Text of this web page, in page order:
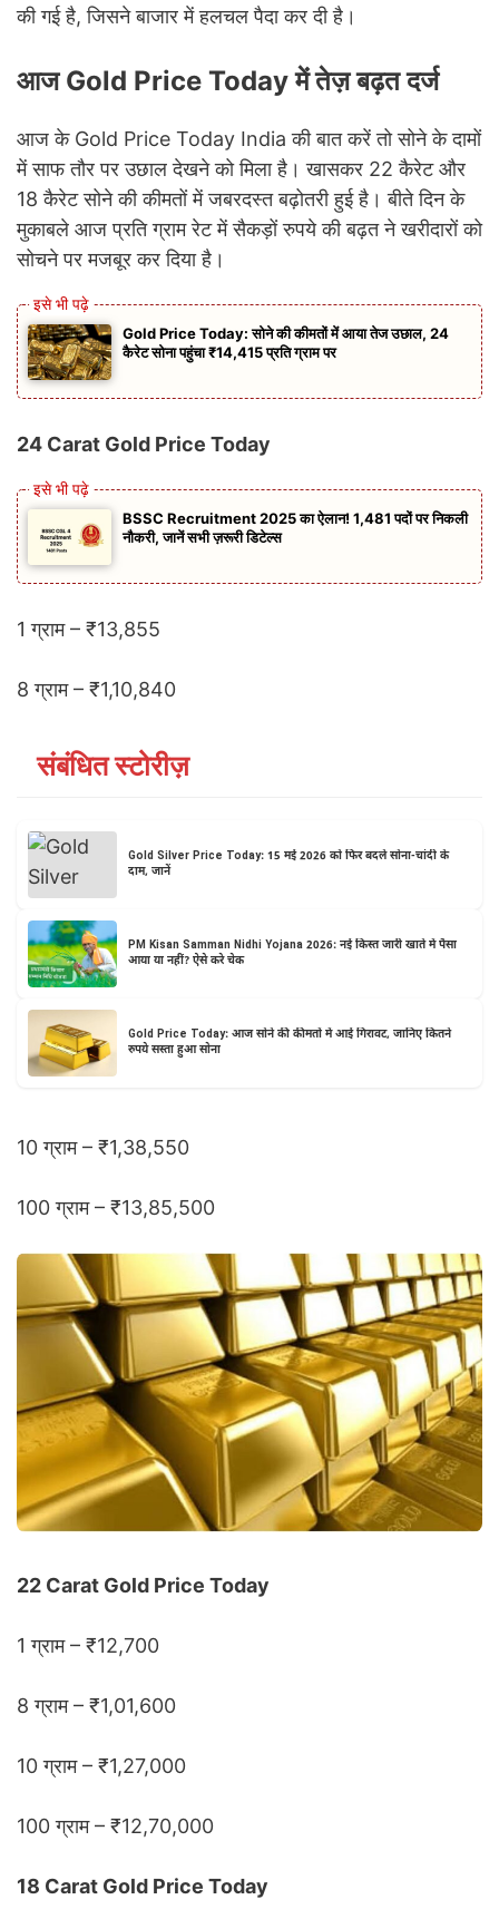
की गई है, जिसने बाजार में हलचल पैदा कर दी है।
आज Gold Price Today में तेज़ बढ़त दर्ज
आज के Gold Price Today India की बात करें तो सोने के दामों
में साफ तौर पर उछाल देखने को मिला है। खासकर 22 कैरेट और
18 कैरेट सोने की कीमतों में जबरदस्त बढ़ोतरी हुई है। बीते दिन के
मुकाबले आज प्रति ग्राम रेट में सैकड़ों रुपये की बढ़त ने खरीदारों को
सोचने पर मजबूर कर दिया है।
Gold Price Today: सोने की कीमतों में आया तेज उछाल, 24
कैरेट सोना पहुंचा ₹14,415 प्रति ग्राम पर
24 Carat Gold Price Today
BSSC Recruitment 2025 का ऐलान! 1,481 पदों पर निकली
नौकरी, जानें सभी ज़रूरी डिटेल्स
1 ग्राम – ₹13,855
8 ग्राम – ₹1,10,840
संबंधित स्टोरीज़
Gold Silver Price Today: 15 मई 2026 को फिर बदले सोना-चांदी के
दाम, जानें
PM Kisan Samman Nidhi Yojana 2026: नई किस्त जारी खाते में पैसा
आया या नहीं? ऐसे करे चेक
Gold Price Today: आज सोने की कीमतों में आई गिरावट, जानिए कितने
रुपये सस्ता हुआ सोना
10 ग्राम – ₹1,38,550
100 ग्राम – ₹13,85,500
22 Carat Gold Price Today
1 ग्राम – ₹12,700
8 ग्राम – ₹1,01,600
10 ग्राम – ₹1,27,000
100 ग्राम – ₹12,70,000
18 Carat Gold Price Today